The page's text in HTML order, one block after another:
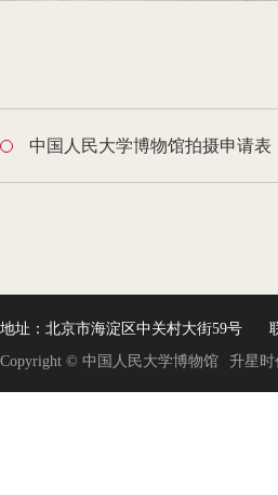
中国人民大学博物馆拍摄申请表
地址：北京市海淀区中关村大街59号
Copyright © 中国人民大学博物馆
升星